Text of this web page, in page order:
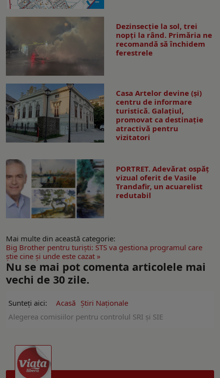
Dezinsecţie la sol, trei
nopţi la rând. Primăria ne
recomandă să închidem
ferestrele
Casa Artelor devine (şi)
centru de informare
turistică. Galaţiul,
promovat ca destinaţie
atractivă pentru
vizitatori
PORTRET. Adevărat ospăț
vizual oferit de Vasile
Trandafir, un acuarelist
redutabil
Mai multe din această categorie:
Big Brother pentru turişti: STS va gestiona programul care
ştie cine şi unde este cazat »
Nu se mai pot comenta articolele mai
vechi de 30 zile.
Sunteți aici: Acasă Ştiri Naţionale
Alegerea comisiilor pentru controlul SRI și SIE